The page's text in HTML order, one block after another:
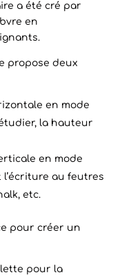
a été cré par
en
propose deux
en mode
la hauteur
en mode
au feutres
etc.
pour créer un
pour la